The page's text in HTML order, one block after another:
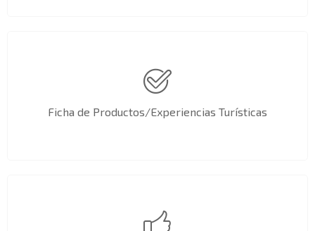
Ficha de Productos/Experiencias Turísticas